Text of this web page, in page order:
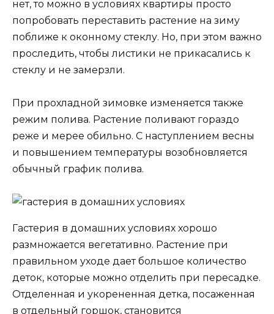
нет, то можно в условиях квартиры просто
попробовать переставить растение на зиму
поближе к оконному стеклу. Но, при этом важно
проследить, чтобы листики не прикасались к
стеклу и не замерзли.
При прохладной зимовке изменяется также
режим полива. Растение поливают гораздо
реже и мерее обильно. С наступлением весны
и повышением температуры возобновляется
обычный график полива.
Гастерия в домашних условиях хорошо
размножается вегетативно. Растение при
правильном уходе дает большое количество
деток, которые можно отделить при пересадке.
Отделенная и укорененная детка, посаженная
в отдельный горшок, становится